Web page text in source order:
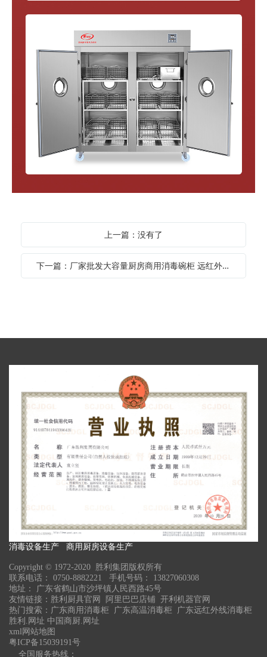
上一篇：没有了
下一篇：厂家批发大容量厨房商用消毒碗柜 远红外线不锈钢高温消毒柜
消毒设备生产 商用厨房设备生产
Copyright © 1972-2020 胜利集团版权所有
联系电话： 0750-8882221 手机号码： 13827060308
地址： 广东省鹤山市沙坪镇人民西路45号
友情链接： 胜利厨具官网 阿里巴巴店铺 开利机器官网
热门搜索： 广东商用消毒柜 广东高温消毒柜 广东远红外线消毒柜
胜利.网址 中国商厨.网址
xml网站地图
粤ICP备15039191号
全国服务热线：